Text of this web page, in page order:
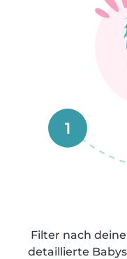
1
Filter nach
detaillierte